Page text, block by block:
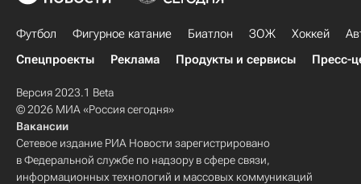
Футбол Фигурное катание Биатлон ЗОЖ Хоккей
Спецпроекты
Реклама Продукты и сервисы Пресс-
Версия 2023.1 Beta
© 2026 МИА «Россия сегодня»
Вакансии
Сетевое издание РИА Новости зарегистрировано
в Федеральной службе по надзору в сфере связи,
информационных технологий и массовых коммуникаций